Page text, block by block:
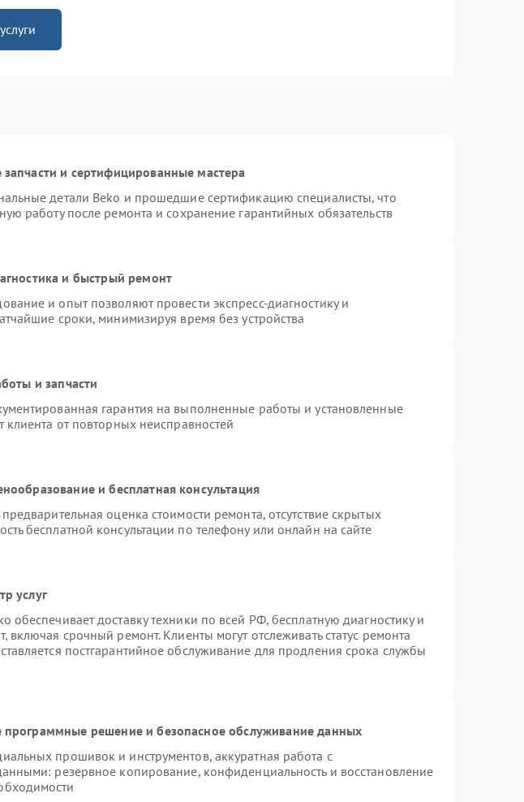
и сертифицированные мастера
детали Beko и прошедшие сертификацию специалисты, что
работу после ремонта и сохранение гарантийных обязательств
и быстрый ремонт
и опыт позволяют провести экспресс-диагностику и
сроки, минимизируя время без устройства
и запчасти
гарантия на выполненные работы и установленные
клиента от повторных неисправностей
и бесплатная консультация
оценка стоимости ремонта, отсутствие скрытых
бесплатной консультации по телефону или онлайн на сайте
услуг
обеспечивает доставку техники по всей РФ, бесплатную диагностику и
включая срочный ремонт. Клиенты могут отслеживать статус ремонта
постгарантийное обслуживание для продления срока службы
программные решение и безопасное обслуживание данных
прошивок и инструментов, аккуратная работа с
резервное копирование, конфиденциальность и восстановление